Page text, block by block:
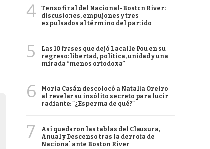
4
Tenso final del Nacional-Boston River:
discusiones, empujones y tres
expulsados al término del partido
5
Las 10 frases que dejó Lacalle Pou en su
regreso: libertad, política, unidad y una
mirada “menos ortodoxa”
6
Moria Casán descolocó a Natalia Oreiro
al revelar su insólito secreto para lucir
radiante: "¿Esperma de qué?"
7
Así quedaron las tablas del Clausura,
Anual y Descenso tras la derrota de
Nacional ante Boston River